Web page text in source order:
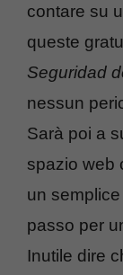
contare su
queste
Seguridad
nessun
Sarà poi a
spazio web
un
passo per
Inutile dire